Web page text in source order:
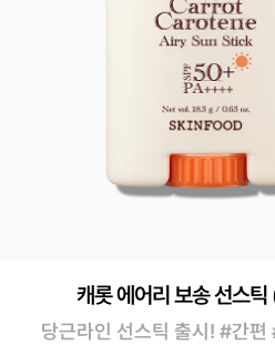
캐롯 에어리 보송 선스
당근라인 선스틱 출시! #간